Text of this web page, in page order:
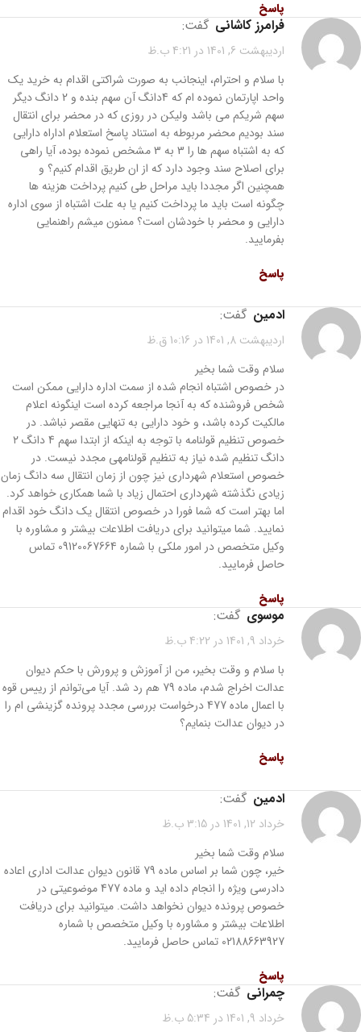
پاسخ
فرامرز کاشانی گفت:
اردیبهشت 6, 1401 در 4:21 ب.ظ
با سلام و احترام، اینجانب به صورت شراکتی اقدام به خرید یک
واحد اپارتمان نموده ام که 4دانگ آن سهم بنده و 2 دانگ دیگر
سهم شریکم می باشد ولیکن در روزی که در محضر برای انتقال
سند بودیم محضر مربوطه به استناد پاسخ استعلام اداراه دارایی
که به اشتباه سهم ها را 3 به 3 مشخص نموده بوده، آیا راهی
برای اصلاح سند وجود دارد که از ان طریق اقدام کنیم؟ و
همچنین اگر مجددا باید مراحل طی کنیم پرداخت هزینه ها
چگونه است باید ما پرداخت کنیم یا به علت اشتباه از سوی اداره
دارایی و محضر با خودشان است؟ ممنون میشم راهنمایی
بفرمایید.
پاسخ
ادمین گفت:
اردیبهشت 8, 1401 در 10:16 ق.ظ
سلام وقت شما بخیر
در خصوص اشتباه انجام شده از سمت اداره دارایی ممکن است
شخص فروشنده که به آنجا مراجعه کرده است اینگونه اعلام
مالکیت کرده باشد، و خود دارایی به تنهایی مقصر نباشد. در
خصوص تنظیم قولنامه با توجه به اینکه از ابتدا سهم 4 دانگ ٢
دانگ تنظیم شده نیاز به تنظیم قولنامهی مجدد نیست. در
خصوص استعلام شهرداری نیز چون از زمان انتقال سه دانگ زمان
زیادی نگذشته شهرداری احتمال زیاد با شما همکاری خواهد کرد.
اما بهتر است که شما فورا در خصوص انتقال یک دانگ خود اقدام
نمایید. شما میتوانید برای دریافت اطلاعات بیشتر و مشاوره با
وکیل متخصص در امور ملکی با شماره 09120067664 تماس
حاصل فرمایید.
پاسخ
موسوی گفت:
خرداد 9, 1401 در 4:22 ب.ظ
با سلام و وقت بخیر، من از آموزش و پرورش با حکم دیوان
عدالت اخراج شدم، ماده 79 هم رد شد. آیا می‌توانم از رییس قوه
با اعمال ماده 477 درخواست بررسی مجدد پرونده گزینشی ام را
در دیوان عدالت بنمایم؟
پاسخ
ادمین گفت:
خرداد 12, 1401 در 3:15 ب.ظ
سلام وقت شما بخیر
خیر، چون شما بر اساس ماده 79 قانون دیوان عدالت اداری اعاده
دادرسی ویژه را انجام داده اید و ماده 477 موضوعیتی در
خصوص پرونده دیوان نخواهد داشت. میتوانید برای دریافت
اطلاعات بیشتر و مشاوره با وکیل متخصص با شماره
02188663927 تماس حاصل فرمایید.
پاسخ
چمرانی گفت:
خرداد 9, 1401 در 5:34 ب.ظ